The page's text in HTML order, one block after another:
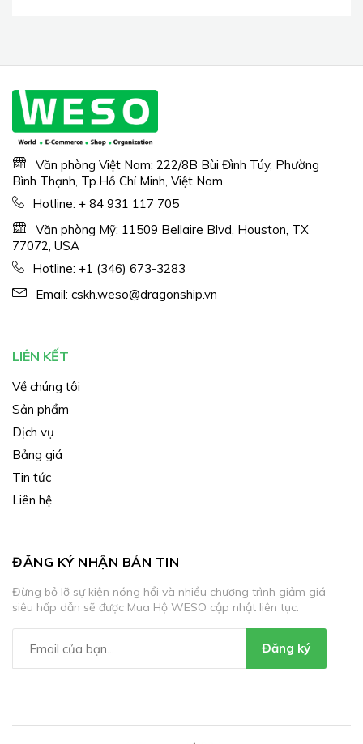
Văn phòng Việt Nam: 222/8B Bùi Đình Túy, Phường
Bình Thạnh, Tp.Hồ Chí Minh, Việt Nam
Hotline: + 84 931 117 705
Văn phòng Mỹ: 11509 Bellaire Blvd, Houston, TX
77072, USA
Hotline: +1 (346) 673-3283
Email: cskh.weso@dragonship.vn
LIÊN KẾT
Về chúng tôi
Sản phẩm
Dịch vụ
Bảng giá
Tin tức
Liên hệ
ĐĂNG KÝ NHẬN BẢN TIN
Đừng bỏ lỡ sự kiện nóng hổi và nhiều chương trình giảm giá
siêu hấp dẫn sẽ được Mua Hộ WESO cập nhật liên tục.
Đăng ký